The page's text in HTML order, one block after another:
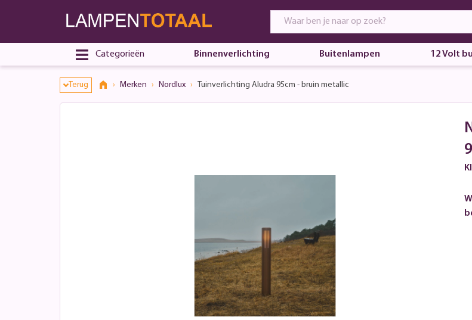
Categorieën Binnenverlichting Buitenlampen 12 Volt
Terug Merken Nordlux Tuinverlichting Aludra 95cm - bruin metallic